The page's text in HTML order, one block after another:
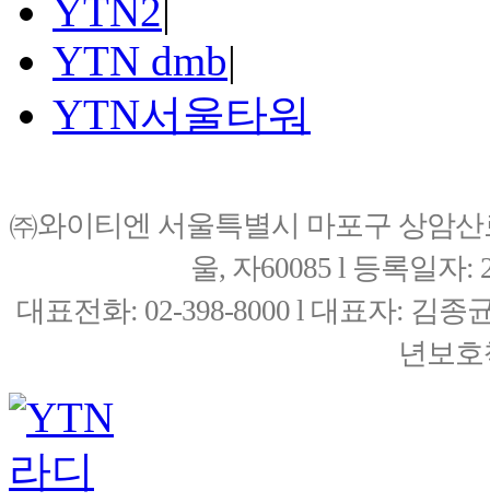
YTN2|
YTN dmb|
YTN서울타워
㈜와이티엔 서울특별시 마포구 상암
울, 자60085 l 등록일자:
대표전화: 02-398-8000 l 대표자: 김종
년보